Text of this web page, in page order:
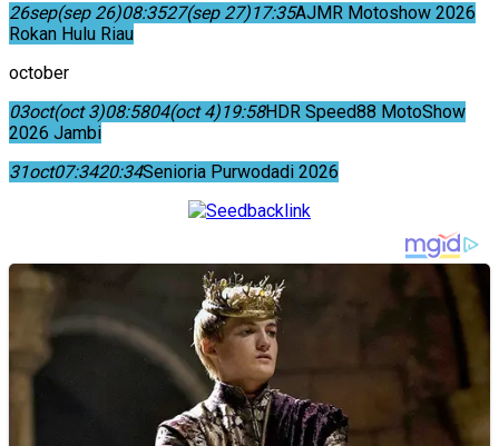
26sep(sep 26)08:3527(sep 27)17:35AJMR Motoshow 2026
Rokan Hulu Riau
october
03oct(oct 3)08:5804(oct 4)19:58HDR Speed88 MotoShow
2026 Jambi
31oct07:3420:34Senioria Purwodadi 2026